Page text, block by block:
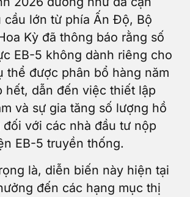
cầu lớn từ phía Ấn Độ, Bộ
Kỳ đã thông báo rằng số
EB-5 không dành riêng cho
thể được phân bổ hàng năm
hết, dẫn đến việc thiết lập
và sự gia tăng số lượng hồ
với các nhà đầu tư nộp
EB-5 truyền thống.
là, diễn biến này hiện tại
đến các hạng mục thị